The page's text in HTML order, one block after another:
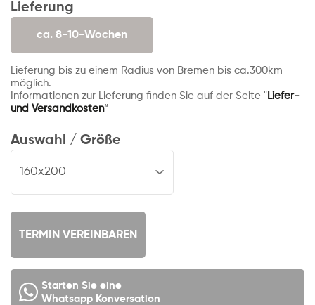
Lieferung
ca. 8-10-Wochen
Lieferung bis zu einem Radius von Bremen bis ca.300km
möglich.
Informationen zur Lieferung finden Sie auf der Seite " Liefer-
und Versandkosten“
Auswahl / Größe
TERMIN VEREINBAREN
Starten Sie eine
Whatsapp Konversation